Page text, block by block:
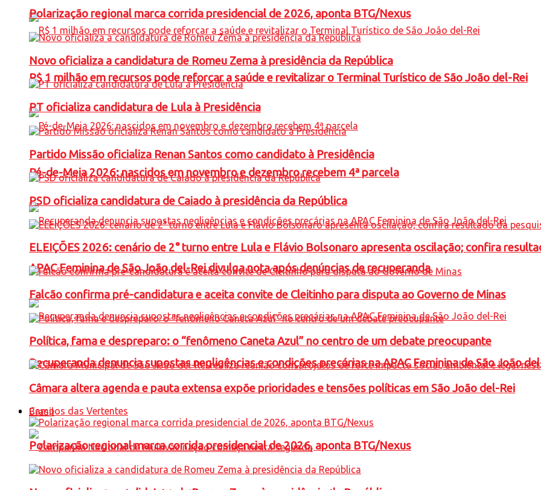
R$ 1 milhão em recursos pode reforçar a saúde e revitalizar o Terminal Turístico de São João del-Rei
Pé-de-Meia 2026: nascidos em novembro e dezembro recebem 4ª parcela
APAC Feminina de São João del-Rei divulga nota após denúncias de recuperanda
Recuperanda denuncia supostas negligências e condições precárias na APAC Feminina de São João
Campos das Vertentes
Polarização regional marca corrida presidencial de 2026, aponta BTG/Nexus
Novo oficializa a candidatura de Romeu Zema à presidência da República
PT oficializa candidatura de Lula à Presidência
Partido Missão oficializa Renan Santos como candidato à Presidência
PSD oficializa candidatura de Caiado à presidência da República
ELEIÇÕES 2026: cenário de 2° turno entre Lula e Flávio Bolsonaro apresenta oscilação; confira
Falcão confirma pré-candidatura e aceita convite de Cleitinho para disputa ao Governo de Minas
Política, fama e despreparo: o “fenômeno Caneta Azul” no centro de um debate preocupante
Câmara altera agenda e pauta extensa expõe prioridades e tensões políticas em São João del-Rei
Brasil
Polarização regional marca corrida presidencial de 2026, aponta BTG/Nexus